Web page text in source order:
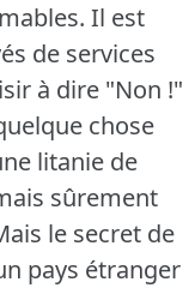
Il est
de services
à dire "Non !"
chose
litanie de
sûrement
le secret de
pays étranger